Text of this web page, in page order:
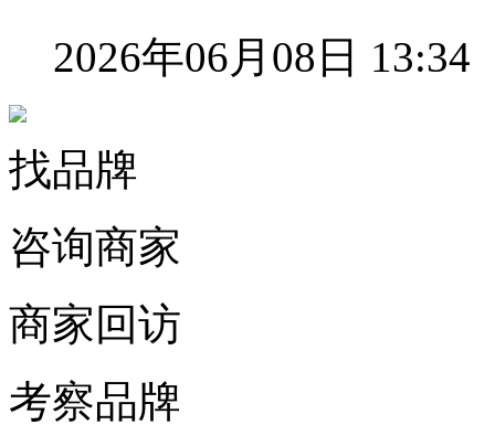
2026年06月08日 13:34
找品牌
咨询商家
商家回访
考察品牌